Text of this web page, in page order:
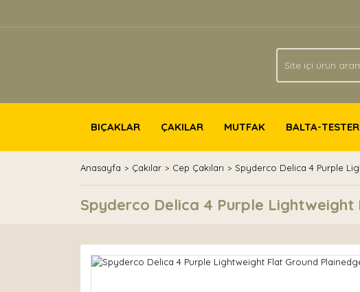
BIÇAKLAR ÇAKILAR MUTFAK BALTA-
Anasayfa Çakılar Cep Çakıları Spyderco Delica 4 Purple
Spyderco Delica 4 Purple Lightweight